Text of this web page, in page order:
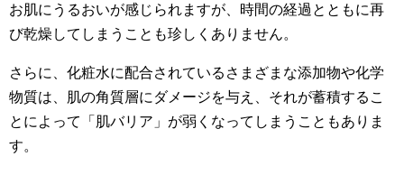
お肌にうるおいが感じられますが、時間の経過とともに再
び乾燥してしまうことも珍しくありません。
さらに、化粧水に配合されているさまざまな添加物や化学
物質は、肌の角質層にダメージを与え、それが蓄積するこ
とによって「肌バリア」が弱くなってしまうこともありま
す。